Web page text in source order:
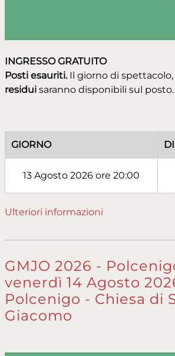
INGRESSO GRATUITO
Posti esauriti. Il giorno di spettacolo,
residui saranno disponibili sul posto.
GIORNO
13 Agosto 2026 ore 20:00
Ulteriori informazioni
GMJO 2026 -
venerdì 14 Agosto
Polcenigo - Chiesa di
Giacomo